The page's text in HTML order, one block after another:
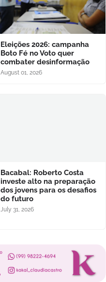
Eleições 2026: campanha
Boto Fé no Voto quer
combater desinformação
August 01, 2026
Bacabal: Roberto Costa
investe alto na preparação
dos jovens para os desafios
do futuro
July 31, 2026